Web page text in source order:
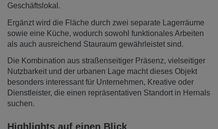
Geschäftslokal.
Ergänzt wird die Fläche durch zwei separate Lagerräume
sowie eine Küche, wodurch sowohl funktionales Arbeiten
als auch ausreichend Stauraum gewährleistet sind.
Die Kombination aus straßenseitiger Präsenz, vielseitiger
Nutzbarkeit und der urbanen Lage macht dieses Objekt
besonders interessant für Unternehmen, Kreative oder
Dienstleister, die einen repräsentativen Standort in Hernals
suchen.
Highlights auf einen Blick